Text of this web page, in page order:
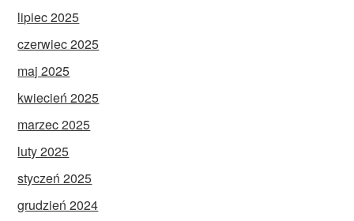
lipiec 2025
czerwiec 2025
maj 2025
kwiecień 2025
marzec 2025
luty 2025
styczeń 2025
grudzień 2024